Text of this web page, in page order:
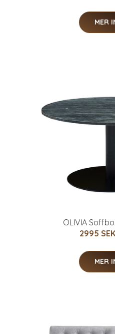
MER
OLIVIA
2995 SEK
MER